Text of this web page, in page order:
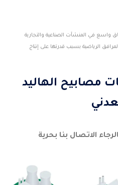
واسع في المنشآت الصناعية والتجارية
الرياضية بسبب قدرتها على إنتاج
مصابيح الهاليد
الاتصال بنا بحرية